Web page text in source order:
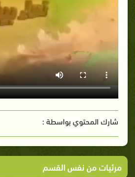
شارك المحتوي بواسطة :
مرئيات من نفس القسم